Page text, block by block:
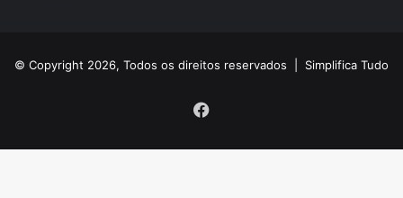
© Copyright 2026, Todos os direitos reservados | Simplifica Tudo